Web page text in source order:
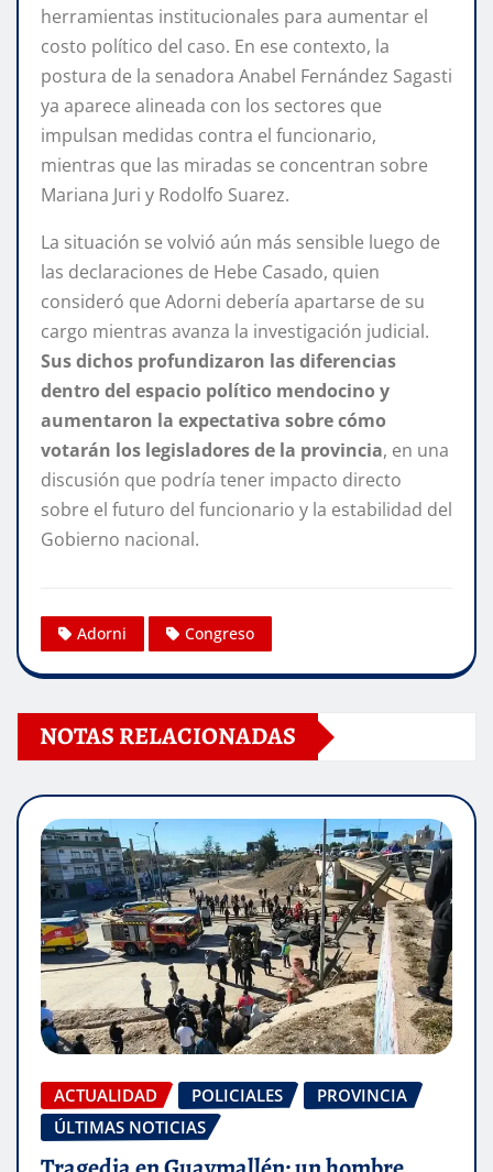
herramientas institucionales para aumentar el
costo político del caso. En ese contexto, la
postura de la senadora Anabel Fernández Sagasti
ya aparece alineada con los sectores que
impulsan medidas contra el funcionario,
mientras que las miradas se concentran sobre
Mariana Juri y Rodolfo Suarez.
La situación se volvió aún más sensible luego de
las declaraciones de Hebe Casado, quien
consideró que Adorni debería apartarse de su
cargo mientras avanza la investigación judicial.
Sus dichos profundizaron las diferencias
dentro del espacio político mendocino y
aumentaron la expectativa sobre cómo
votarán los legisladores de la provincia, en una
discusión que podría tener impacto directo
sobre el futuro del funcionario y la estabilidad del
Gobierno nacional.
Adorni Congreso
NOTAS RELACIONADAS
ACTUALIDAD POLICIALES
PROVINCIA
ÚLTIMAS NOTICIAS